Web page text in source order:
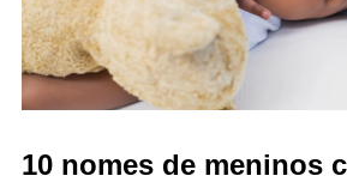
10 nomes de meninos